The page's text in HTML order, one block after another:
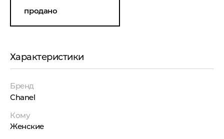
продано
Характеристики
Бренд
Chanel
Кому
Женские